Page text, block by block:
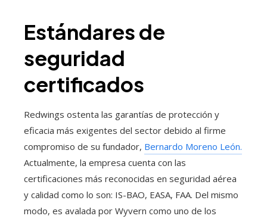
Estándares de
seguridad
certificados
Redwings ostenta las garantías de protección y
eficacia más exigentes del sector debido al firme
compromiso de su fundador, Bernardo Moreno León.
Actualmente, la empresa cuenta con las
certificaciones más reconocidas en seguridad aérea
y calidad como lo son: IS-BAO, EASA, FAA. Del mismo
modo, es avalada por Wyvern como uno de los